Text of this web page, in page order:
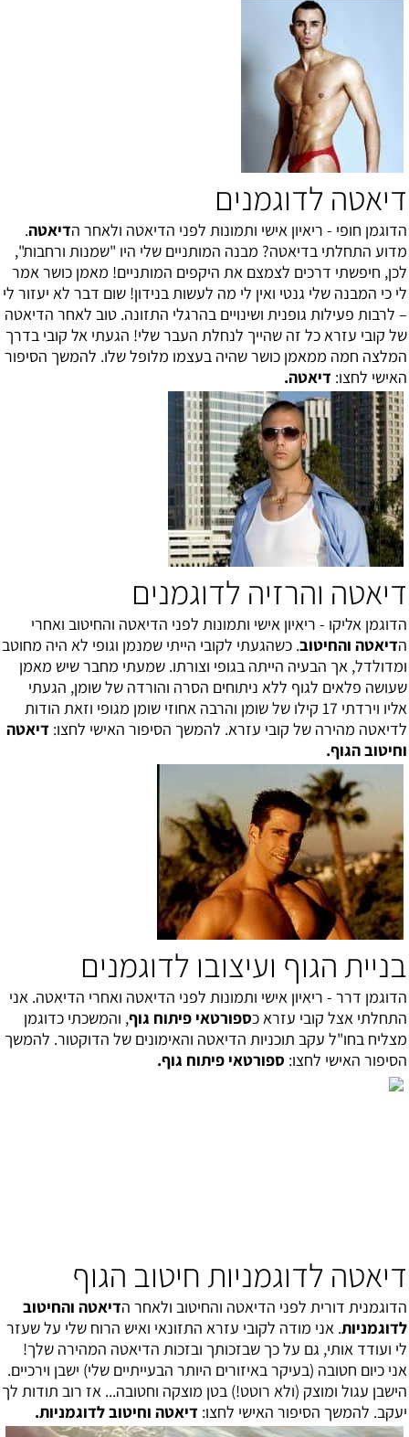
דיאטה לדוגמנים
הדוגמן חופי - ריאיון אישי ותמונות לפני הדיאטה ולאחר הדיאטה.
מדוע התחלתי בדיאטה? מבנה המותניים שלי היו "שמנות ורחבות",
לכן, חיפשתי דרכים לצמצם את היקפים המותניים! מאמן כושר אמר
לי כי המבנה שלי גנטי ואין לי מה לעשות בנידון! שום דבר לא יעזור לי
– לרבות פעילות גופנית ושינויים בהרגלי התזונה. טוב לאחר הדיאטה
של קובי עזרא כל זה שהייך לנחלת העבר שלי! הגעתי אל קובי בדרך
המלצה חמה ממאמן כושר שהיה בעצמו מלופל שלו. להמשך הסיפור
האישי לחצו: דיאטה.
דיאטה והרזיה לדוגמנים
הדוגמן אליקו - ריאיון אישי ותמונות לפני הדיאטה והחיטוב ואחרי
הדיאטה והחיטוב. כשהגעתי לקובי הייתי שמנמן וגופי לא היה מחוטב
ומדולדל, אך הבעיה הייתה בגופי וצורתו. שמעתי מחבר שיש מאמן
שעושה פלאים לגוף ללא ניתוחים הסרה והורדה של שומן, הגעתי
אליו וירדתי 17 קילו של שומן והרבה אחוזי שומן מגופי וזאת הודות
לדיאטה מהירה של קובי עזרא. להמשך הסיפור האישי לחצו: דיאטה
וחיטוב הגוף.
בניית הגוף ועיצובו לדוגמנים
הדוגמן דרר - ריאיון אישי ותמונות לפני הדיאטה ואחרי הדיאטה. אני
התחלתי אצל קובי עזרא כספורטאי פיתוח גוף, והמשכתי כדוגמן
מצליח בחו"ל עקב תוכניות הדיאטה והאימונים של הדוקטור. להמשך
הסיפור האישי לחצו: ספורטאי פיתוח גוף.
דיאטה לדוגמניות חיטוב הגוף
הדוגמנית דורית לפני הדיאטה והחיטוב ולאחר הדיאטה והחיטוב
לדוגמניות. אני מודה לקובי עזרא התזונאי ואיש הרוח שלי על שעזר
לי ועודד אותי, גם על כך שבזכותך ובזכות הדיאטה המהירה שלך!
אני כיום חטובה (בעיקר באיזורים היותר הבעייתיים שלי) ישבן וירכיים.
הישבן עגול ומוצק (ולא רוטט!) בטן מוצקה וחטובה... אז רוב תודות לך
יעקב. להמשך הסיפור האישי לחצו: דיאטה וחיטוב לדוגמניות.